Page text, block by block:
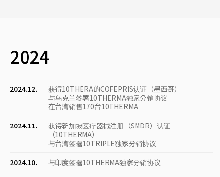
2024
2024.12.
获得10THERA的COFEPRIS认证（墨西哥）
与乌克兰签署10THERMA独家分销协议
在台湾销售170台10THERMA
2024.11.
获得新加坡医疗器械注册（SMDR）认证
（10THERMA）
与台湾签署10TRIPLE独家分销协议
2024.10.
与印度签署10THERMA独家分销协议